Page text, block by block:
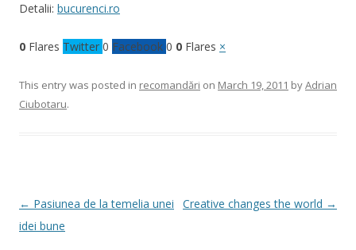
Detalii: bucurenci.ro
0 Flares Twitter 0 Facebook 0 0 Flares ×
This entry was posted in recomandări on March 19, 2011 byAdrian
Ciubotaru.
Post
navigation
← Pasiunea de la temelia unei
idei bune
Creative changes the world →